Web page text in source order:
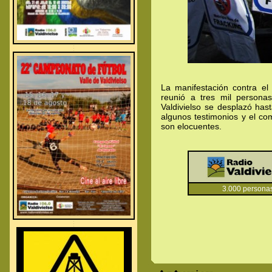
.
.
.
.
.
.
La manifestación contra
reunió a tres mil
Valdivielso se desplazó
algunos testimonios y el
son elocuentes.
3.000